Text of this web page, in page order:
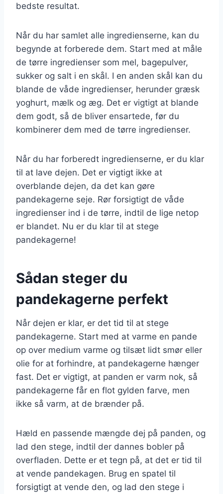
bedste resultat.
Når du har samlet alle ingredienserne, kan du
begynde at forberede dem. Start med at måle
de tørre ingredienser som mel, bagepulver,
sukker og salt i en skål. I en anden skål kan du
blande de våde ingredienser, herunder græsk
yoghurt, mælk og æg. Det er vigtigt at blande
dem godt, så de bliver ensartede, før du
kombinerer dem med de tørre ingredienser.
Når du har forberedt ingredienserne, er du klar
til at lave dejen. Det er vigtigt ikke at
overblande dejen, da det kan gøre
pandekagerne seje. Rør forsigtigt de våde
ingredienser ind i de tørre, indtil de lige netop
er blandet. Nu er du klar til at stege
pandekagerne!
Sådan steger du
pandekagerne perfekt
Når dejen er klar, er det tid til at stege
pandekagerne. Start med at varme en pande
op over medium varme og tilsæt lidt smør eller
olie for at forhindre, at pandekagerne hænger
fast. Det er vigtigt, at panden er varm nok, så
pandekagerne får en flot gylden farve, men
ikke så varm, at de brænder på.
Hæld en passende mængde dej på panden, og
lad den stege, indtil der dannes bobler på
overfladen. Dette er et tegn på, at det er tid til
at vende pandekagen. Brug en spatel til
forsigtigt at vende den, og lad den stege i